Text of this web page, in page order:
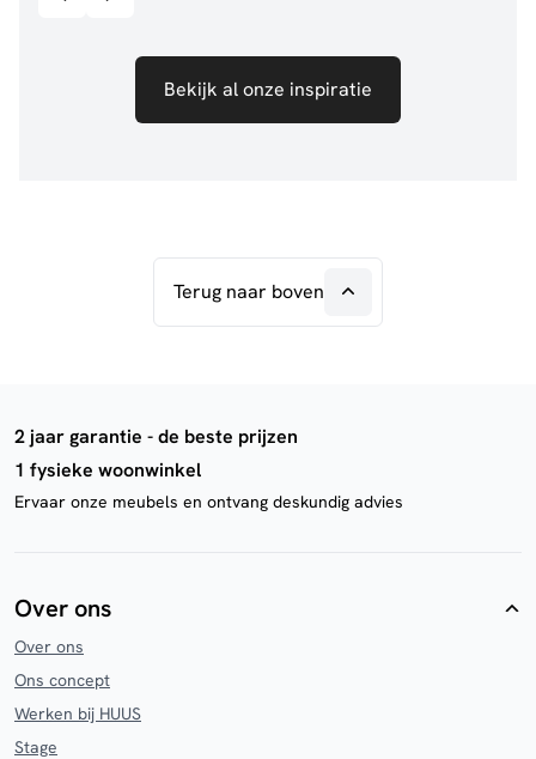
Bekijk al onze inspiratie
Terug naar boven
2 jaar garantie - de beste prijzen
1 fysieke woonwinkel
Ervaar onze meubels en ontvang deskundig advies
Over ons
Over ons
Ons concept
Werken bij HUUS
Stage